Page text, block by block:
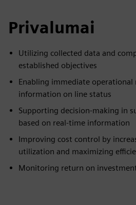
Privalumai
Utilizing collected data and
established objectives
Enabling immediate
information on line status
Supporting decision-making in
based on real-time information
Improving cost control by
utilization and maximizing
Monitoring return on